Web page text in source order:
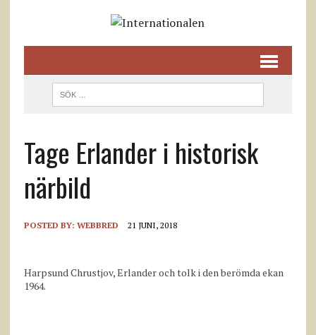
Tage Erlander i historisk
närbild
POSTED BY: WEBBRED 21 JUNI, 2018
Harpsund Chrustjov, Erlander och tolk i den berömda ekan
1964.